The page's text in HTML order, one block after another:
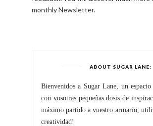
monthly Newsletter.
ABOUT SUGAR LANE:
Bienvenidos a Sugar Lane, un espacio
con vosotras pequeñas dosis de
máximo partido a vuestro armario,
creatividad!